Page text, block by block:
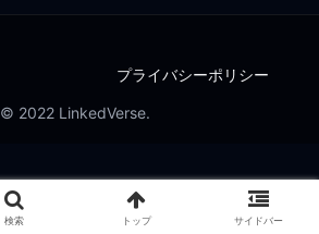
プライバシーポリシー
© 2022 LinkedVerse.
検索 トップ サイドバー